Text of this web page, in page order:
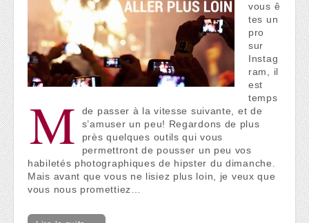
M
vous ê
tes un
pro
sur
Instag
ram, il
est
temps
de passer à la vitesse suivante, et de
s’amuser un peu! Regardons de plus
près quelques outils qui vous
permettront de pousser un peu vos
habiletés photographiques de hipster du dimanche.
Mais avant que vous ne lisiez plus loin, je veux que
vous nous promettiez…